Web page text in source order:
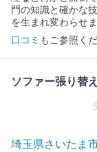
門の知識と確かな
を生まれ変わらせま
口コミ もご参照くだ
ソファー張り替
埼玉県さいたま